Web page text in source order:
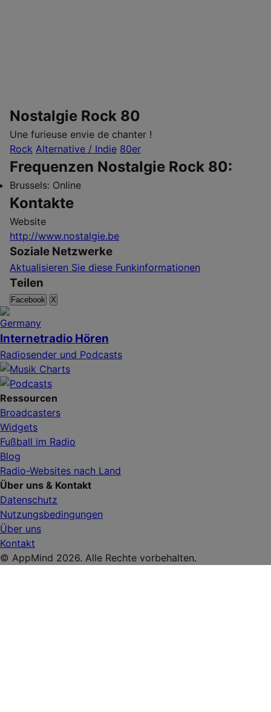
Nostalgie Rock 80
Une furieuse envie de chanter !
Rock Alternative / Indie 80er
Frequenzen Nostalgie Rock 80:
Brussels: Online
Kontakte
Website
http://www.nostalgie.be
Soziale Netzwerke
Aktualisieren Sie diese Funkinformationen
Teilen
Facebook X
Internetradio Hören
Radiosender und Podcasts
Ressourcen
Broadcasters
Widgets
Fußball im Radio
Blog
Radio-Websites nach Land
Über uns & Kontakt
Datenschutz
Nutzungsbedingungen
Über uns
Kontakt
© AppMind 2026. Alle Rechte vorbehalten.